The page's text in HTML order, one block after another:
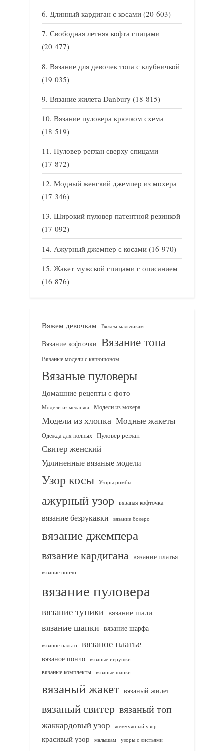
Длинный кардиган с косами (20 603)
Свободная летняя кофта спицами
(20 477)
Вязание для девочек топа с клубничкой
(19 035)
Вязание жилета Danbury (18 815)
Вязание пуловера крючком схема
(18 519)
Пуловер реглан сверху спицами
(17 872)
Модный женский джемпер из мохера
(17 346)
Широкий пуловер патентной резинкой
(17 092)
Ажурный джемпер с косами (16 970)
Жакет мужской спицами с описанием
(16 876)
Вяжем девочкам Вяжем мальчикам
Вязание кофточки Вязание топа
Вязаные модели с капюшоном
Вязаные пуловеры
Домашние рецепты с фото
Модели из меланжа Модели из мохера
Модели из хлопка Модные жакеты
Одежда для полных Пуловер реглан
Свитер женский
Удлиненные вязаные модели
Узор косы Узоры ромбы
ажурный узор вязаная кофточка
вязание безрукавки вязание болеро
вязание джемпера
вязание кардигана вязание платья
вязание пончо
вязание пуловера
вязание туники вязание шали
вязание шапки вязание шарфа
вязаное пальто вязаное платье
вязаное пончо вязаные игрушки
вязаные комплекты
вязаные шапки
вязаный жакет вязаный жилет
вязаный свитер вязаный топ
жаккардовый узор жемчужный узор
красивый узор малышам узоры с листьями